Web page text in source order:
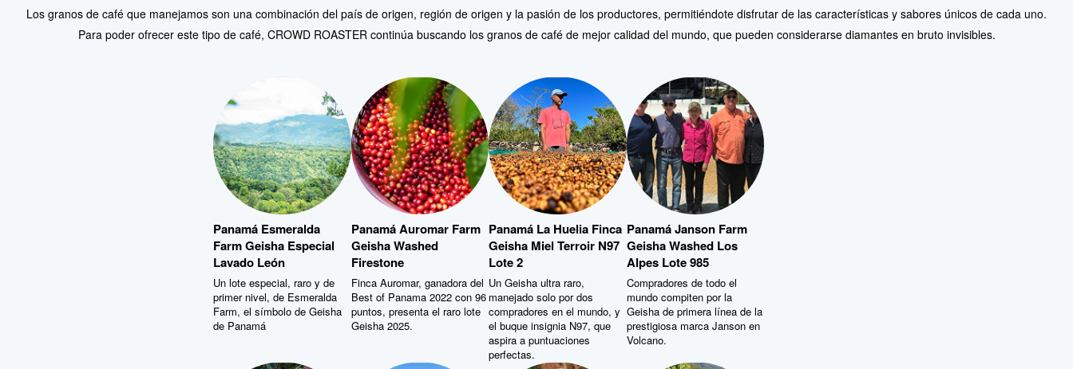
Los granos de café que manejamos son una combinación del país de origen, región de origen y la pasión de los productores, permitiéndote disfrutar de las características y sabores únicos de cada uno.
Para poder ofrecer este tipo de café, CROWD ROASTER continúa buscando los granos de café de mejor calidad del mundo, que pueden considerarse diamantes en bruto invisibles.
Panamá Esmeralda
Farm Geisha Especial
Lavado León
Un lote especial, raro y de
primer nivel, de Esmeralda
Farm, el símbolo de Geisha
de Panamá
Panamá Auromar Farm
Geisha Washed
Firestone
Finca Auromar, ganadora del
Best of Panama 2022 con 96
puntos, presenta el raro lote
Geisha 2025.
Panamá La Huelia Finca
Geisha Miel Terroir N97
Lote 2
Un Geisha ultra raro,
manejado solo por dos
compradores en el mundo, y
el buque insignia N97, que
aspira a puntuaciones
perfectas.
Panamá Janson Farm
Geisha Washed Los
Alpes Lote 985
Compradores de todo el
mundo compiten por la
Geisha de primera línea de la
prestigiosa marca Janson en
Volcano.